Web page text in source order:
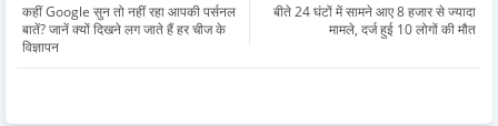
बीते 24 घंटों में सामने आए 8 हजार से ज्यादा
मामले, दर्ज हुई 10 लोगों की मौत
कहीं Google सुन तो नहीं रहा आपकी पर्सनल
बातें? जानें क्यों दिखने लग जाते हैं हर चीज के
विज्ञापन